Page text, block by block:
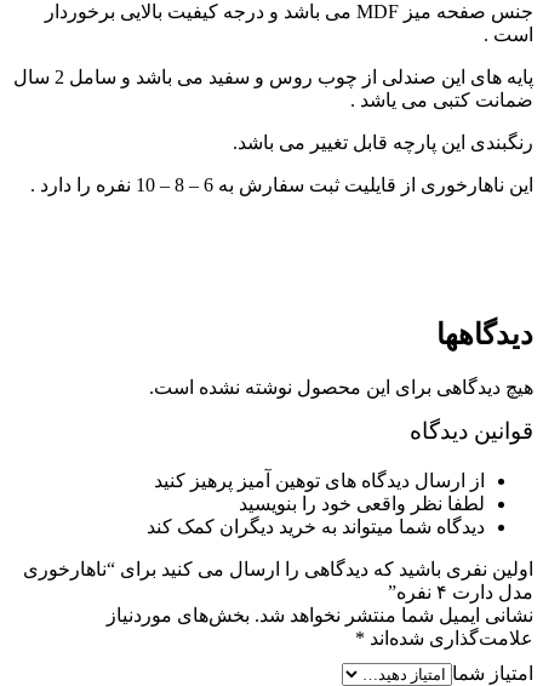
جنس صفحه میز MDF می باشد و درجه کیفیت بالایی برخوردار
است .
پایه های این صندلی از چوب روس و سفید می باشد و سامل 2 سال
ضمانت کتبی می یاشد .
رنگبندی این پارچه قابل تغییر می باشد.
این ناهارخوری از قایلیت ثبت سفارش به 6 – 8 – 10 نفره را دارد .
دیدگاهها
هیچ دیدگاهی برای این محصول نوشته نشده است.
قوانین دیدگاه
از ارسال دیدگاه های توهین آمیز پرهیز کنید
لطفا نظر واقعی خود را بنویسید
دیدگاه شما میتواند به خرید دیگران کمک کند
اولین نفری باشید که دیدگاهی را ارسال می کنید برای “ناهارخوری
مدل دارت ۴ نفره”
نشانی ایمیل شما منتشر نخواهد شد. بخش‌های موردنیاز
علامت‌گذاری شده‌اند *
امتیاز شما